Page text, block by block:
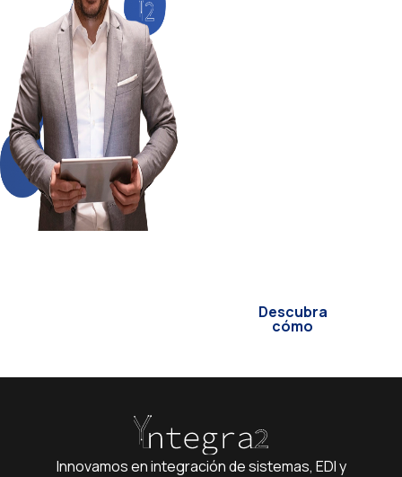
Descubra
cómo
Innovamos en integración de sistemas, EDI y